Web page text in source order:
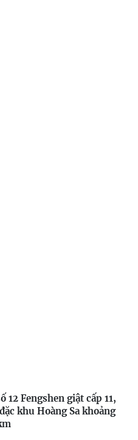
12 Fengshen giật cấp 11,
khu Hoàng Sa khoảng